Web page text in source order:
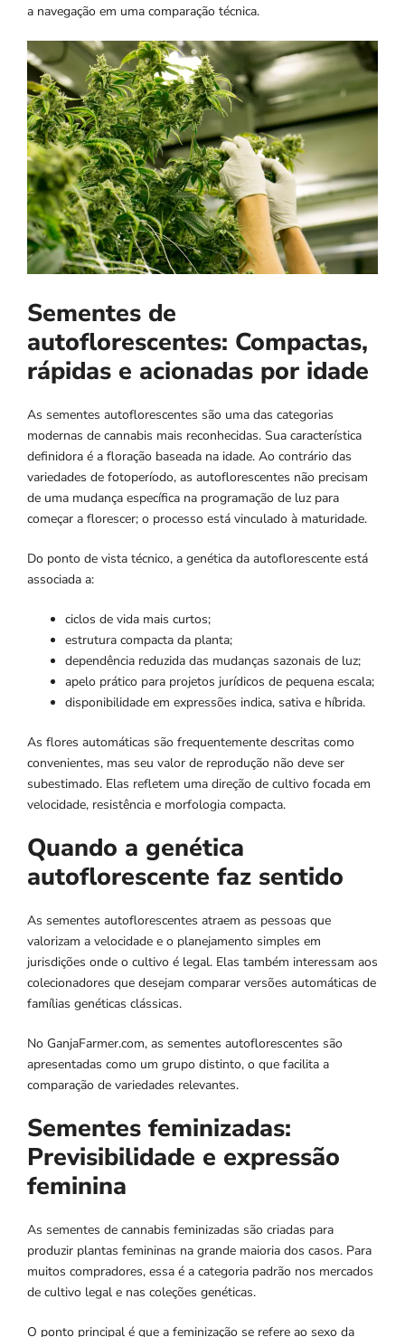
a navegação em uma comparação técnica.
Sementes de
autoflorescentes: Compactas,
rápidas e acionadas por idade
As sementes autoflorescentes são uma das categorias
modernas de cannabis mais reconhecidas. Sua característica
definidora é a floração baseada na idade. Ao contrário das
variedades de fotoperíodo, as autoflorescentes não precisam
de uma mudança específica na programação de luz para
começar a florescer; o processo está vinculado à maturidade.
Do ponto de vista técnico, a genética da autoflorescente está
associada a:
ciclos de vida mais curtos;
estrutura compacta da planta;
dependência reduzida das mudanças sazonais de luz;
apelo prático para projetos jurídicos de pequena escala;
disponibilidade em expressões indica, sativa e híbrida.
As flores automáticas são frequentemente descritas como
convenientes, mas seu valor de reprodução não deve ser
subestimado. Elas refletem uma direção de cultivo focada em
velocidade, resistência e morfologia compacta.
Quando a genética
autoflorescente faz sentido
As sementes autoflorescentes atraem as pessoas que
valorizam a velocidade e o planejamento simples em
jurisdições onde o cultivo é legal. Elas também interessam aos
colecionadores que desejam comparar versões automáticas de
famílias genéticas clássicas.
No GanjaFarmer.com, as sementes autoflorescentes são
apresentadas como um grupo distinto, o que facilita a
comparação de variedades relevantes.
Sementes feminizadas:
Previsibilidade e expressão
feminina
As sementes de cannabis feminizadas são criadas para
produzir plantas femininas na grande maioria dos casos. Para
muitos compradores, essa é a categoria padrão nos mercados
de cultivo legal e nas coleções genéticas.
O ponto principal é que a feminização se refere ao sexo da